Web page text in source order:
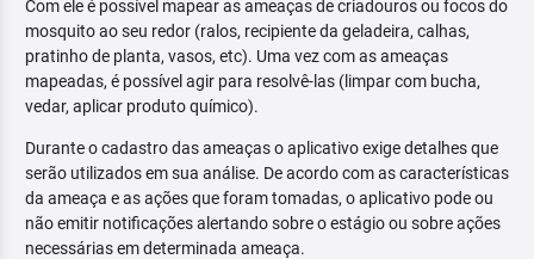
Com ele é possível mapear as ameaças de criadouros ou focos do
mosquito ao seu redor (ralos, recipiente da geladeira, calhas,
pratinho de planta, vasos, etc). Uma vez com as ameaças
mapeadas, é possível agir para resolvê-las (limpar com bucha,
vedar, aplicar produto químico).
Durante o cadastro das ameaças o aplicativo exige detalhes que
serão utilizados em sua análise. De acordo com as características
da ameaça e as ações que foram tomadas, o aplicativo pode ou
não emitir notificações alertando sobre o estágio ou sobre ações
necessárias em determinada ameaça.